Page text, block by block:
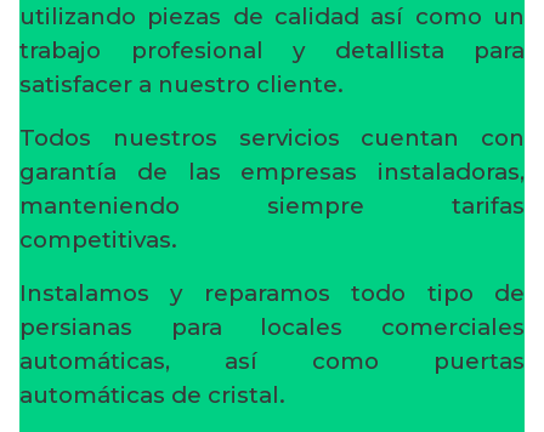
utilizando piezas de calidad así como un
trabajo profesional y detallista para
satisfacer a nuestro cliente.
Todos nuestros servicios cuentan con
garantía de las empresas instaladoras,
manteniendo siempre tarifas
competitivas.
Instalamos y reparamos todo tipo de
persianas para locales comerciales
automáticas, así como puertas
automáticas de cristal.